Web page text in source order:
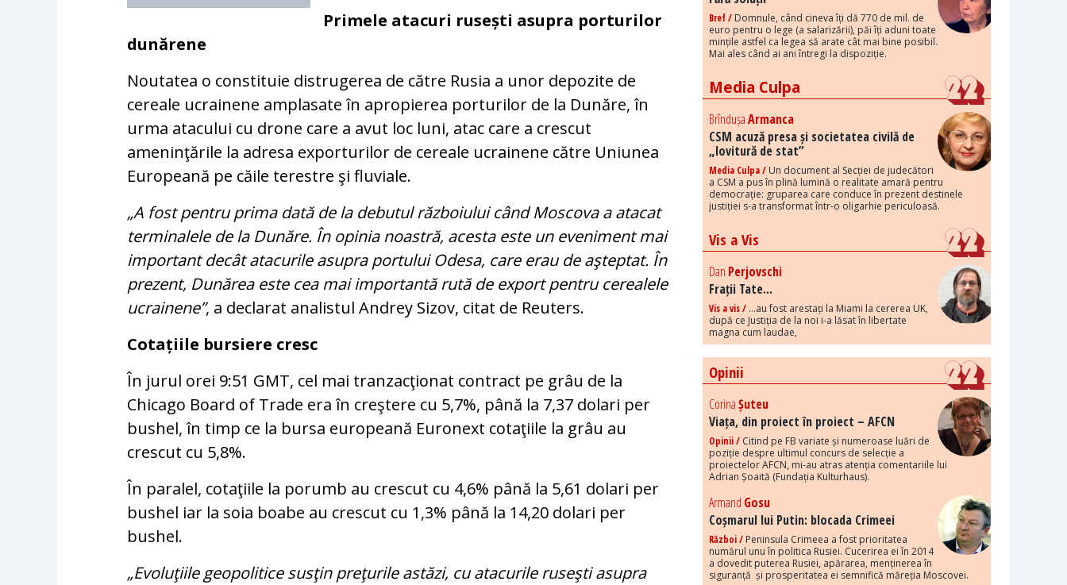
Primele atacuri rusești asupra porturilor
dunărene
Noutatea o constituie distrugerea de către Rusia a unor depozite de
cereale ucrainene amplasate în apropierea porturilor de la Dunăre, în
urma atacului cu drone care a avut loc luni, atac care a crescut
ameninţările la adresa exporturilor de cereale ucrainene către Uniunea
Europeană pe căile terestre şi fluviale.
„A fost pentru prima dată de la debutul războiului când Moscova a atacat
terminalele de la Dunăre. În opinia noastră, acesta este un eveniment mai
important decât atacurile asupra portului Odesa, care erau de aşteptat. În
prezent, Dunărea este cea mai importantă rută de export pentru cerealele
ucrainene”, a declarat analistul Andrey Sizov, citat de Reuters.
Cotațiile bursiere cresc
În jurul orei 9:51 GMT, cel mai tranzacţionat contract pe grâu de la
Chicago Board of Trade era în creştere cu 5,7%, până la 7,37 dolari per
bushel, în timp ce la bursa europeană Euronext cotaţiile la grâu au
crescut cu 5,8%.
În paralel, cotaţiile la porumb au crescut cu 4,6% până la 5,61 dolari per
bushel iar la soia boabe au crescut cu 1,3% până la 14,20 dolari per
bushel.
„Evoluţiile geopolitice susţin preţurile astăzi, cu atacurile ruseşti asupra
Bref / Domnule, când cineva îți dă 770 de mil. de
euro pentru o lege (a salarizării), păi îți aduni toate
mințile astfel ca legea să arate cât mai bine posibil.
Mai ales când ai ani întregi la dispoziție.
Media Culpa
BrîndușaArmanca
CSM acuză presa și societatea civilă de
„lovitură de stat”
Media Culpa / Un document al Secției de judecători
a CSM a pus în plină lumină o realitate amară pentru
democrație: gruparea care conduce în prezent destinele
justiției s-a transformat într-o oligarhie periculoasă.
Vis a Vis
Dan Perjovschi
Frații Tate...
Vis a vis / ...au fost arestați la Miami la cererea UK,
după ce Justiția de la noi i-a lăsat în libertate
magna cum laudae,
Opinii
CorinaȘuteu
Viața, din proiect în proiect – AFCN
Opinii / Citind pe FB variate și numeroase luări de
poziție despre ultimul concurs de selecție a
proiectelor AFCN, mi-au atras atenția comentariile lui
Adrian Șoaită (Fundația Kulturhaus).
Armand Gosu
Coșmarul lui Putin: blocada Crimeei
Război / Peninsula Crimeea a fost prioritatea
numărul unu în politica Rusiei. Cucerirea ei în 2014
a dovedit puterea Rusiei, apărarea, menținerea în
siguranță și prosperitatea ei semnifică măreția Moscovei.